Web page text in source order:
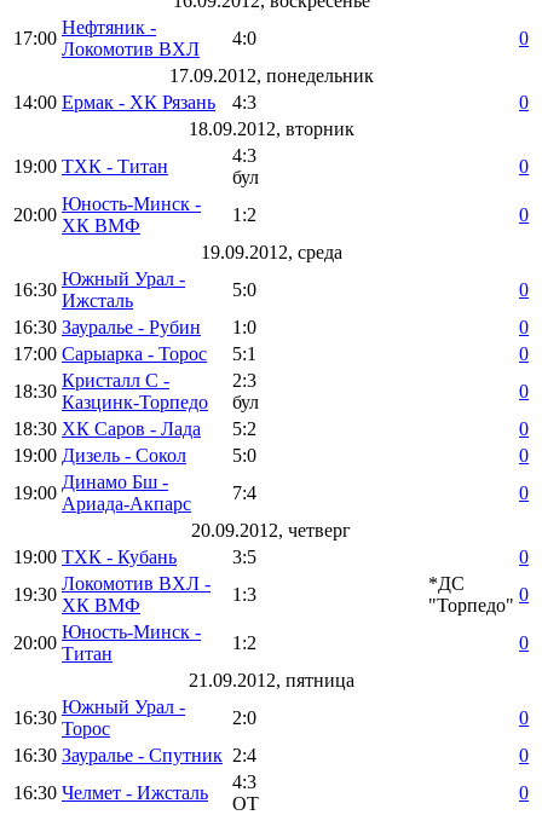
17:00
Нефтяник -
Локомотив ВХЛ
4:0
0
17.09.2012, понедельник
14:00 Ермак - ХК Рязань 4:3
0
18.09.2012, вторник
19:00 ТХК - Титан
4:3
бул
0
20:00
Юность-Минск -
ХК ВМФ
1:2
0
19.09.2012, среда
16:30
Южный Урал -
Ижсталь
5:0
0
16:30 Зауралье - Рубин 1:0
0
17:00 Сарыарка - Торос 5:1
0
18:30
Кристалл С -
Казцинк-Торпедо
2:3
бул
0
18:30 ХК Саров - Лада 5:2
0
19:00 Дизель - Сокол 5:0
0
19:00
Динамо Бш -
Ариада-Акпарс
7:4
0
20.09.2012, четверг
19:00 ТХК - Кубань 3:5
0
19:30
Локомотив ВХЛ -
ХК ВМФ
1:3
*ДС
"Торпедо"
0
20:00
Юность-Минск -
Титан
1:2
0
21.09.2012, пятница
16:30
Южный Урал -
Торос
2:0
0
16:30 Зауралье - Спутник 2:4
0
16:30 Челмет - Ижсталь
4:3
ОТ
0